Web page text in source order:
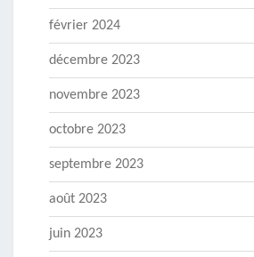
février 2024
décembre 2023
novembre 2023
octobre 2023
septembre 2023
août 2023
juin 2023